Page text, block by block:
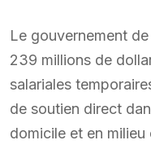
Le gouvernement
239 millions de
salariales
de soutien direct
domicile et en